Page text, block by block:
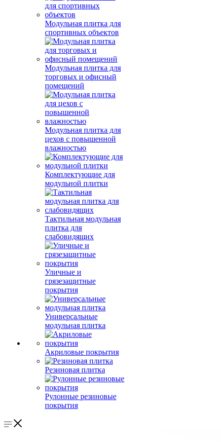
Модульная плитка для
спортивных объектов
Модульная плитка для
торговых и офисный
помещений
Модульная плитка для
цехов с повышенной
влажностью
Комплектующие для
модульной плитки
Тактильная модульная
плитка для
слабовидящих
Уличные и
грязезащитные
покрытия
Универсальные
модульная плитка
Акриловые покрытия
Резиновая плитка
Рулонные резиновые
покрытия